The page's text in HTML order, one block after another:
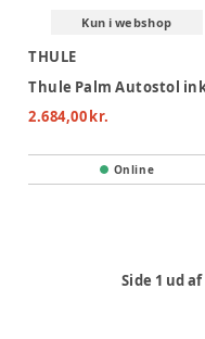
Kun i webshop
THULE
2.684,00 kr.
Online
Side 1 ud af